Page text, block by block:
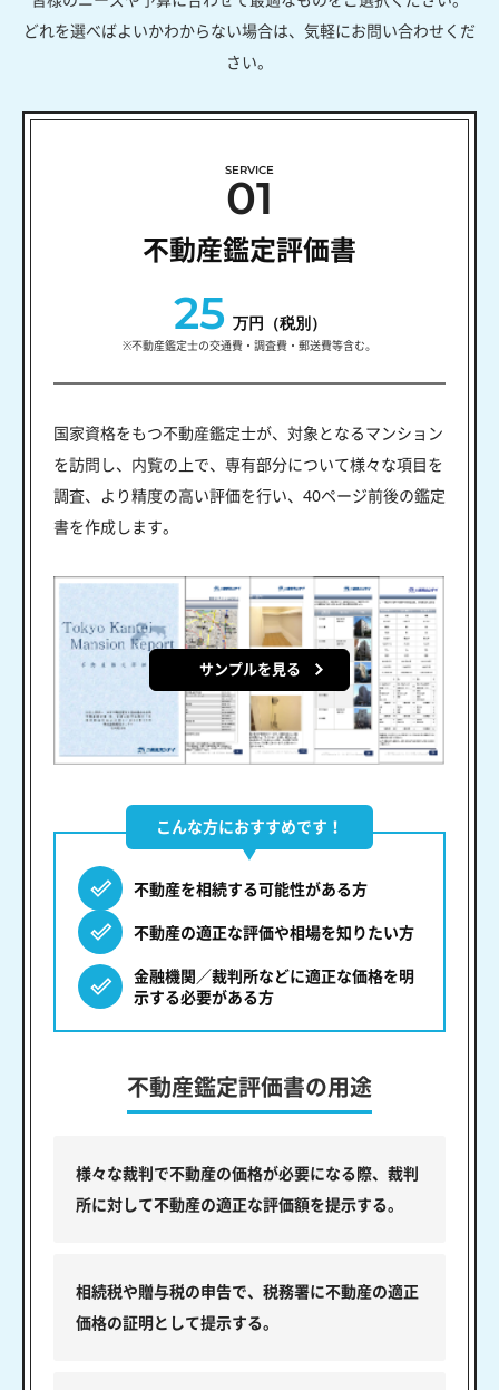
どれを選べばよいかわからない場合は、気軽にお問い合わせくだ
さい。
SERVICE
01
不動産鑑定評価書
25 万円（税別）
※不動産鑑定士の交通費・調査費・郵送費等含む。
国家資格をもつ不動産鑑定士が、対象となるマンション
を訪問し、内覧の上で、専有部分について様々な項目を
調査、より精度の高い評価を行い、40ページ前後の鑑定
書を作成します。
サンプルを見る
こんな方におすすめです！
不動産を相続する可能性がある方
不動産の適正な評価や相場を知りたい方
金融機関／裁判所などに適正な価格を明
示する必要がある方
不動産鑑定評価書の用途
様々な裁判で不動産の価格が必要になる際、裁判
所に対して不動産の適正な評価額を提示する。
相続税や贈与税の申告で、税務署に不動産の適正
価格の証明として提示する。